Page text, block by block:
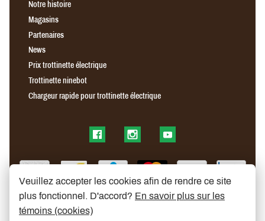
Notre histoire
Magasins
Partenaires
News
Prix trottinette électrique
Trottinette ninebot
Chargeur rapide pour trottinette électrique
Find us on FacebookFind us on InstagramFind us on YouTube
Veuillez accepter les cookies afin de rendre ce site
plus fonctionnel. D'accord? En savoir plus sur les
témoins (cookies)